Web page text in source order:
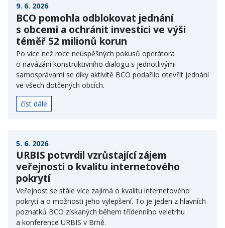
9. 6. 2026
BCO pomohla odblokovat jednání
s obcemi a ochránit investici ve výši
téměř 52 milionů korun
Po více než roce neúspěšných pokusů operátora
o navázání konstruktivního dialogu s jednotlivými
samosprávami se díky aktivitě BCO podařilo otevřít jednání
ve všech dotčených obcích.
číst dále
5. 6. 2026
URBIS potvrdil vzrůstající zájem
veřejnosti o kvalitu internetového
pokrytí
Veřejnost se stále více zajímá o kvalitu internetového
pokrytí a o možnosti jeho vylepšení. To je jeden z hlavních
poznatků BCO získaných během třídenního veletrhu
a konference URBIS v Brně.